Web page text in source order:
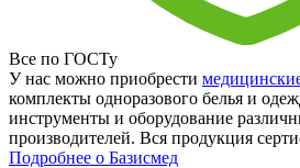
Все по ГОСТу
У нас можно приобрести
комплекты одноразового белья и
инструменты и оборудование
производителей. Вся продукция
Подробнее о Базисмед